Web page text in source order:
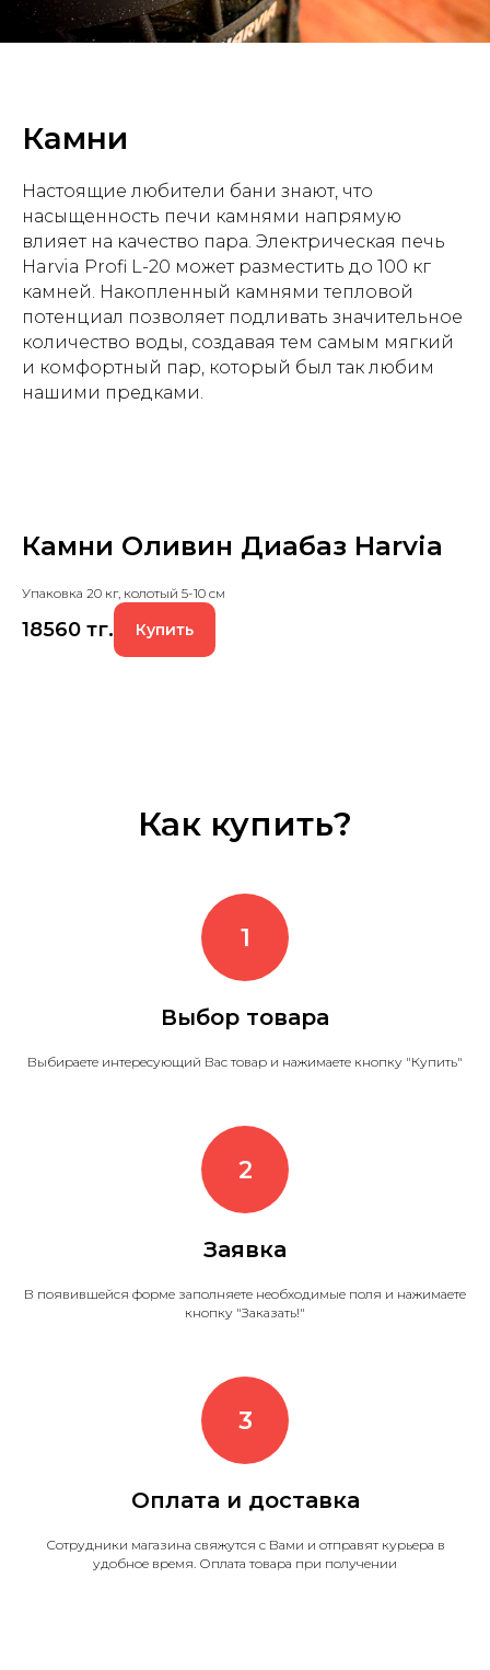
Камни
Настоящие любители бани знают, что
насыщенность печи камнями напрямую
влияет на качество пара. Электрическая печь
Harvia Profi L-20 может разместить до 100 кг
камней. Накопленный камнями тепловой
потенциал позволяет подливать значительное
количество воды, создавая тем самым мягкий
и комфортный пар, который был так любим
нашими предками.
Камни Оливин Диабаз Harvia
Упаковка 20 кг, колотый 5-10 см
18560 тг. Купить
Как купить?
Выбор товара
Выбираете интересующий Вас товар и нажимаете кнопку "Купить"
Заявка
В появившейся форме заполняете необходимые поля и нажимаете
кнопку "Заказать!"
Оплата и доставка
Сотрудники магазина свяжутся с Вами и отправят курьера в
удобное время. Оплата товара при получении